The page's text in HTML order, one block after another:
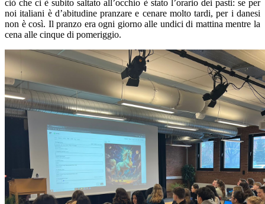
ciò che ci è subito saltato all’occhio è stato l’orario dei pasti: se per
noi italiani è d’abitudine pranzare e cenare molto tardi, per i danesi
non è così. Il pranzo era ogni giorno alle undici di mattina mentre la
cena alle cinque di pomeriggio.